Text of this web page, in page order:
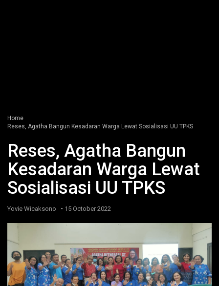
Home
Reses, Agatha Bangun Kesadaran Warga Lewat Sosialisasi UU TPKS
Reses, Agatha Bangun
Kesadaran Warga Lewat
Sosialisasi UU TPKS
Yovie Wicaksono - 15 October 2022